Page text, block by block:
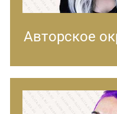
Авторское